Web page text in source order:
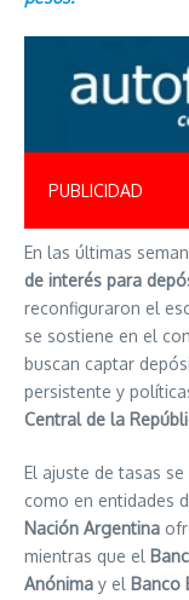
PUBLICIDAD
En las últimas
de interés para
reconfiguraron el
se sostiene en el
buscan captar
persistente y
Central de la
El ajuste de tasas
como en entidades
Nación Argentina
mientras que el
Anónima y el Banco